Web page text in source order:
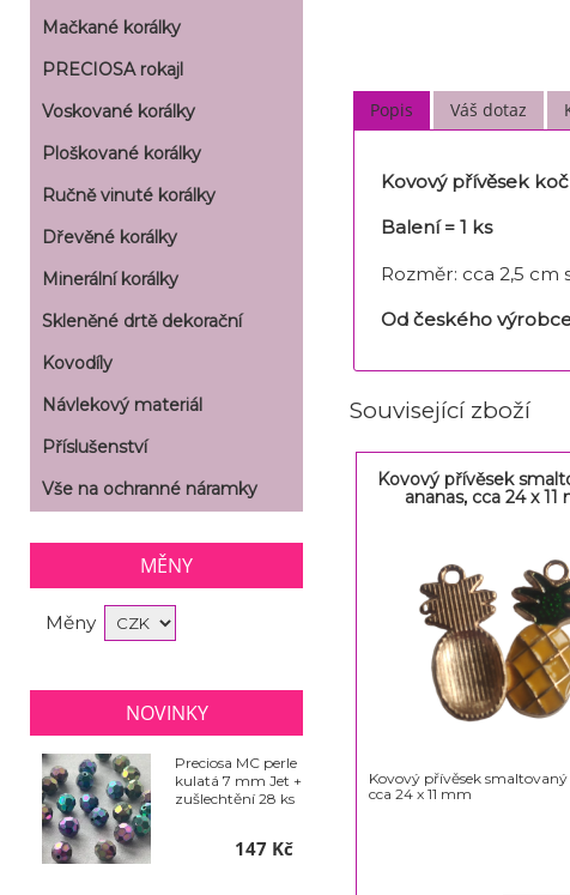
Popis Váš dotaz
Kovový přívěsek
Balení = 1 ks
Rozměr: cca 2,5 cm
Od českého
Související zboží
Kovový přívěsek
ananas, cca 24 x 11
Kovový přívěsek smaltovaný
cca 24 x 11 mm
Mačkané korálky
PRECIOSA rokajl
Voskované korálky
Ploškované korálky
Ručně vinuté korálky
Dřevěné korálky
Minerální korálky
Skleněné drtě dekorační
Kovodíly
Návlekový materiál
Příslušenství
Vše na ochranné náramky
MĚNY
Měny
NOVINKY
Preciosa MC perle
kulatá 7 mm Jet +
zušlechtění 28 ks
147 Kč